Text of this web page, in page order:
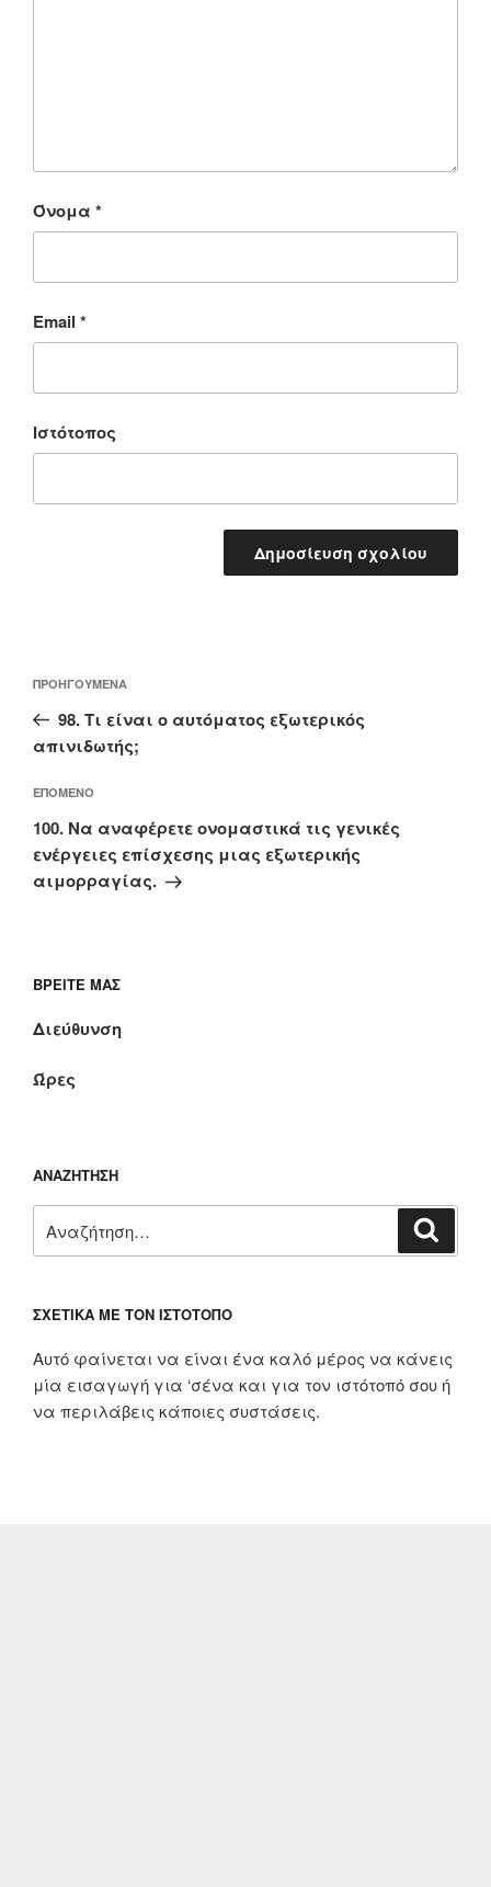
Όνομα *
Email *
Ιστότοπος
άρθρων
Προηγούμενο
άρθρο
ΠΡΟΗΓΟΎΜΕΝΑ
98. Τι είναι ο αυτόματος εξωτερικός
απινιδωτής;
Επόμενο
άρθρο
ΕΠΌΜΕΝΟ
100. Να αναφέρετε ονομαστικά τις γενικές
ενέργειες επίσχεσης μιας εξωτερικής
αιμορραγίας.
ΒΡΕΊΤΕ ΜΑΣ
Διεύθυνση
Ώρες
ΑΝΑΖΉΤΗΣΗ
για:
ΣΧΕΤΙΚΆ ΜΕ ΤΟΝ ΙΣΤΌΤΟΠΟ
Αυτό φαίνεται να είναι ένα καλό μέρος να κάνεις
μία εισαγωγή για ‘σένα και για τον ιστότοπό σου ή
να περιλάβεις κάποιες συστάσεις.